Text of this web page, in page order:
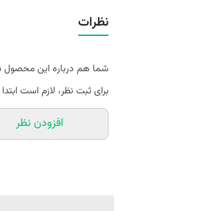
نظرات
شما هم درباره این محصول
برای ثبت نظر، لازم است
افزودن نظر